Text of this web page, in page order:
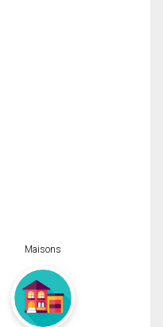
Maisons